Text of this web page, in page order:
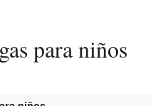
para niños